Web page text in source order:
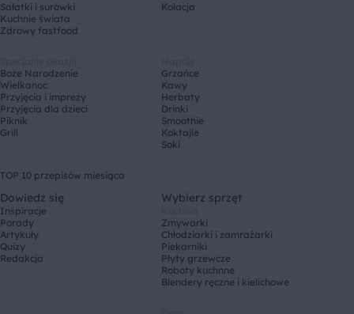
Sałatki i surówki
Kuchnie świata
Zdrowy fastfood
Kolacja
Boże Narodzenie
Wielkanoc
Przyjęcia i imprezy
Przyjęcia dla dzieci
Piknik
Grill
Grzańce
Kawy
Herbaty
Drinki
Smoothie
Koktajle
Soki
TOP 10 przepisów miesiąca
Dowiedz się
Inspiracje
Porady
Artykuły
Quizy
Redakcja
Wybierz sprzęt
Zmywarki
Chłodziarki i zamrażarki
Piekarniki
Płyty grzewcze
Roboty kuchnne
Blendery ręczne i kielichowe